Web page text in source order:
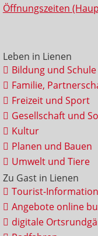
Öffnungszeiten
Leben in Lienen
Bildung und Schule
Familie,
Freizeit und Sport
Gesellschaft und
Kultur
Planen und Bauen
Umwelt und Tiere
Zu Gast in Lienen
Tourist-Information
Angebote online
digitale